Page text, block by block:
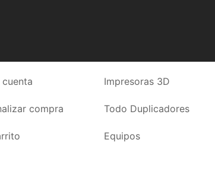
cuenta
compra
Impresoras 3D
Todo Duplicadores
Equipos